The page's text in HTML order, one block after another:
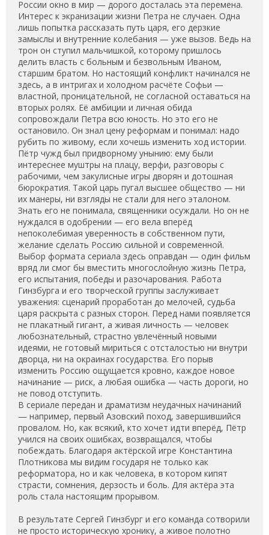
России окно в мир — дорого досталась эта перемена.
Интерес к экранизации жизни Петра не случаен. Одна
лишь попытка рассказать путь царя, его дерзкие
замыслы и внутренние колебания — уже вызов. Ведь на
трон он ступил мальчишкой, которому пришлось
делить власть с больным и безвольным Иваном,
старшим братом. Но настоящий конфликт начинался не
здесь, а в интригах и холодном расчёте Софьи —
властной, проницательной, не согласной оставаться на
вторых ролях. Её амбиции и личная обида
сопровождали Петра всю юность. Но это его не
остановило. Он знал цену реформам и понимал: надо
рубить по живому, если хочешь изменить ход истории.
Пётр чужд был придворному унынию: ему были
интереснее муштры на плацу, верфи, разговоры с
рабочими, чем закулисные игры дворян и дотошная
бюрократия. Такой царь пугал высшее общество — ни
их манеры, ни взгляды не стали для него эталоном.
Знать его не понимала, священники осуждали. Но он не
нуждался в одобрении — его вела вперёд
непоколебимая уверенность в собственном пути,
желание сделать Россию сильной и современной.
Выбор формата сериала здесь оправдан — один фильм
вряд ли смог бы вместить многослойную жизнь Петра,
его испытания, победы и разочарования. Работа
Гинзбурга и его творческой группы заслуживает
уважения: сценарий проработан до мелочей, судьба
царя раскрыта с разных сторон. Перед нами появляется
не плакатный гигант, а живая личность — человек
любознательный, страстно увлечённый новыми
идеями, не готовый мириться с отсталостью ни внутри
дворца, ни на окраинах государства. Его порыв
изменить Россию ощущается кровно, каждое новое
начинание — риск, а любая ошибка — часть дороги, но
не повод отступить.
В сериале передан и драматизм неудачных начинаний
— например, первый Азовский поход, завершившийся
провалом. Но, как всякий, кто хочет идти вперёд, Пётр
учился на своих ошибках, возвращался, чтобы
побеждать. Благодаря актёрской игре Константина
Плотникова мы видим государя не только как
реформатора, но и как человека, в котором кипят
страсти, сомнения, дерзость и боль. Для актёра эта
роль стала настоящим прорывом.
В результате Сергей Гинзбург и его команда сотворили
не просто историческую хронику, а живое полотно